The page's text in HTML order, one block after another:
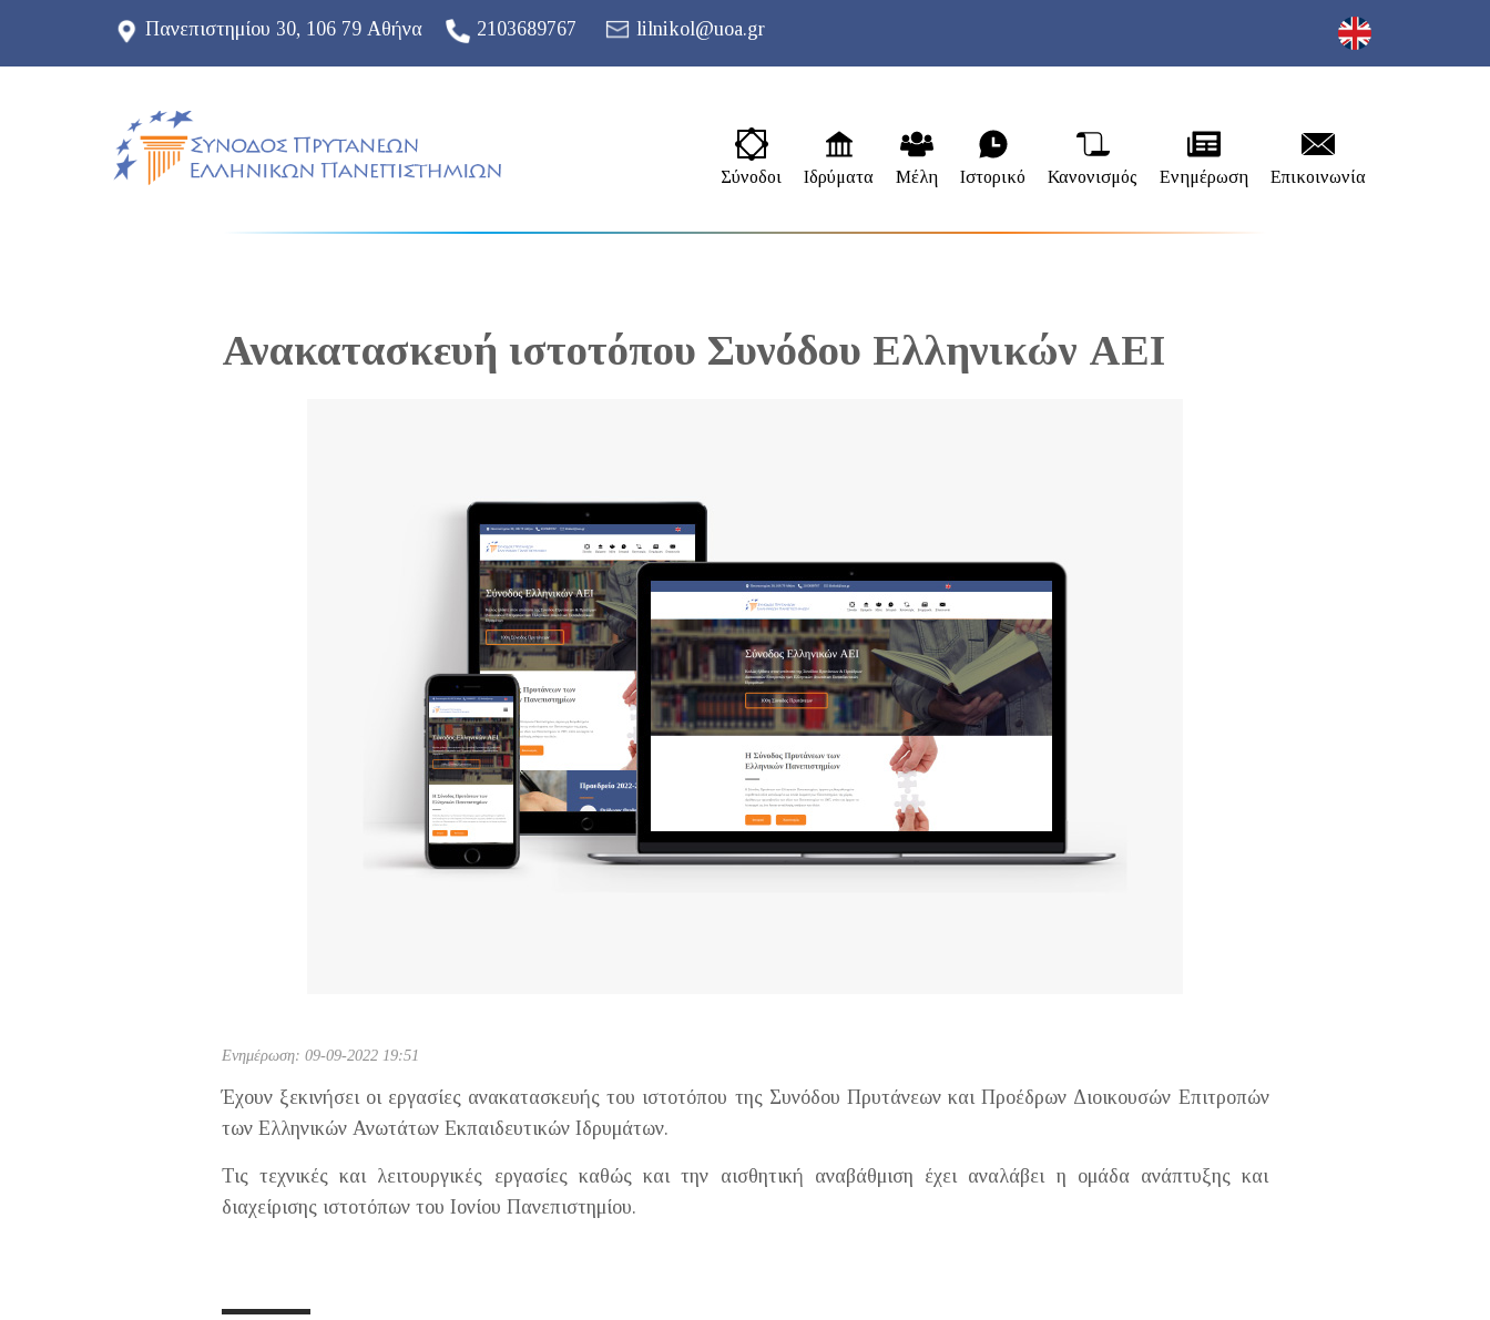
Πανεπιστημίου 30, 106 79 Αθήνα 2103689767 lilnikol@uoa.gr
Σύνοδοι Ιδρύματα Μέλη Ιστορικό Κανονισμός Ενημέρωση Επικοινωνία
Ανακατασκευή ιστοτόπου Συνόδου Ελληνικών ΑΕΙ
Ενημέρωση: 09-09-2022 19:51
Έχουν ξεκινήσει οι εργασίες ανακατασκευής του ιστοτόπου της Συνόδου Πρυτάνεων και Προέδρων Διοικουσών Επιτροπών
των Ελληνικών Ανωτάτων Εκπαιδευτικών Ιδρυμάτων.
Τις τεχνικές και λειτουργικές εργασίες καθώς και την αισθητική αναβάθμιση έχει αναλάβει η ομάδα ανάπτυξης και
διαχείρισης ιστοτόπων του Ιονίου Πανεπιστημίου.